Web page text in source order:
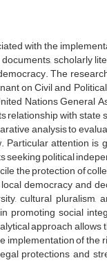
with the
scholarly
The
on Civil and
Nations General
relationship with state
analysis to
attention is
seeking political
the protection of
democracy and
cultural pluralism,
promoting social
approach allows
implementation of the
protections and